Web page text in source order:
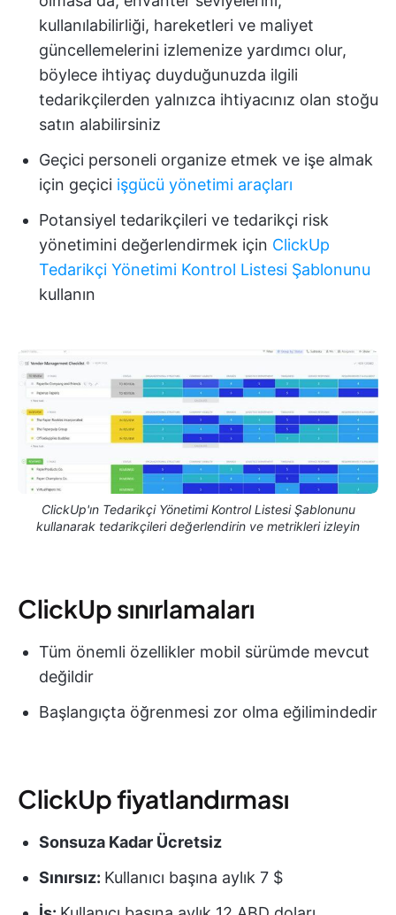
kullanılabilirliği, hareketleri ve maliyet
güncellemelerini izlemenize yardımcı olur,
böylece ihtiyaç duyduğunuzda ilgili
tedarikçilerden yalnızca ihtiyacınız olan stoğu
satın alabilirsiniz
Geçici personeli organize etmek ve işe almak
için geçici işgücü yönetimi araçları
Potansiyel tedarikçileri ve tedarikçi risk
yönetimini değerlendirmek için ClickUp
Tedarikçi Yönetimi Kontrol Listesi Şablonunu
kullanın
ClickUp'ın Tedarikçi Yönetimi Kontrol Listesi Şablonunu
kullanarak tedarikçileri değerlendirin ve metrikleri izleyin
ClickUp sınırlamaları
Tüm önemli özellikler mobil sürümde mevcut
değildir
Başlangıçta öğrenmesi zor olma eğilimindedir
ClickUp fiyatlandırması
Sonsuza Kadar Ücretsiz
Sınırsız: Kullanıcı başına aylık 7 $